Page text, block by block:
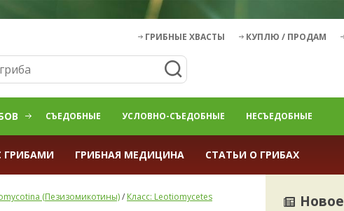
ГРИБНЫЕ ХВАСТЫ КУПЛЮ / ПРОДАМ
СЪЕДОБНЫЕ УСЛОВНО-СЪЕДОБНЫЕ НЕСЪЕДОБНЫЕ
ГРИБАМИ ГРИБНАЯ МЕДИЦИНА СТАТЬИ О ГРИБАХ
(Пезизомикотины)/ Класс: Leotiomycetes
Новое